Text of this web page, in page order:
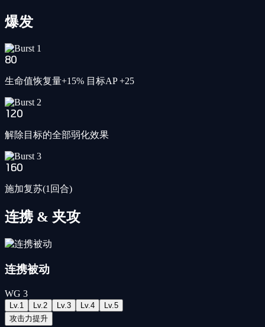
爆发
80
生命值恢复量+15% 目标AP +25
120
解除目标的全部弱化效果
160
施加复苏(1回合)
连携 & 夹攻
连携被动
WG 3
Lv. 1 Lv. 2 Lv. 3 Lv. 4 Lv. 5
攻击力提升